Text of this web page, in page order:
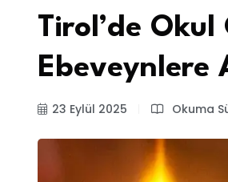
Tirol’de
Ebeveynlere
23 Eylül 2025 Okuma